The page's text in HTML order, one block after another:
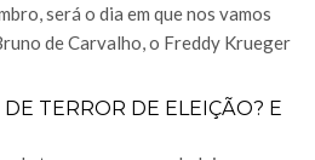
será o dia em que nos vamos
de Carvalho, o Freddy Krueger
TERROR DE ELEIÇÃO? E